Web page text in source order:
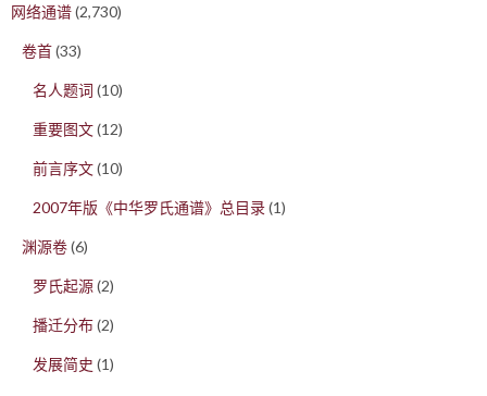
网络通谱(2,730)
卷首(33)
名人题词 (10)
重要图文(12)
前言序文(10)
2007年版《中华罗氏通谱》总目录(1)
渊源卷(6)
罗氏起源(2)
播迁分布(2)
发展简史 (1)